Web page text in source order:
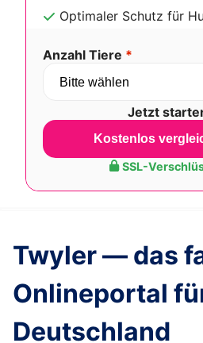
Optimaler Schutz für
Anzahl Tiere *
Jetzt
Kostenlos
SSL-
Twyler — das
Onlineportal
Deutschland